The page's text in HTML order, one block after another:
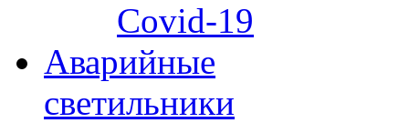
Covid-19
Аварийные
светильники